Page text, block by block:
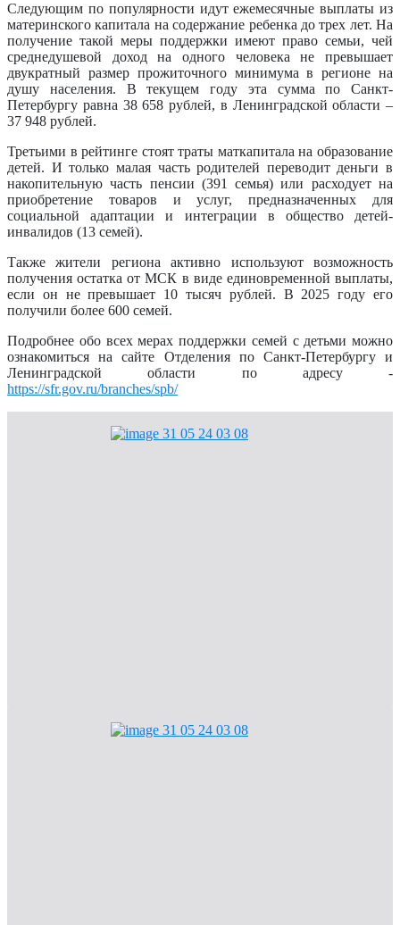
Следующим по популярности идут ежемесячные выплаты из
материнского капитала на содержание ребенка до трех лет. На
получение такой меры поддержки имеют право семьи, чей
среднедушевой доход на одного человека не превышает
двукратный размер прожиточного минимума в регионе на
душу населения. В текущем году эта сумма по Санкт-
Петербургу равна 38 658 рублей, в Ленинградской области –
37 948 рублей.
Третьими в рейтинге стоят траты маткапитала на образование
детей. И только малая часть родителей переводит деньги в
накопительную часть пенсии (391 семья) или расходует на
приобретение товаров и услуг, предназначенных для
социальной адаптации и интеграции в общество детей-
инвалидов (13 семей).
Также жители региона активно используют возможность
получения остатка от МСК в виде единовременной выплаты,
если он не превышает 10 тысяч рублей. В 2025 году его
получили более 600 семей.
Подробнее обо всех мерах поддержки семей с детьми можно
ознакомиться на сайте Отделения по Санкт-Петербургу и
Ленинградской области по адресу -
https://sfr.gov.ru/branches/spb/